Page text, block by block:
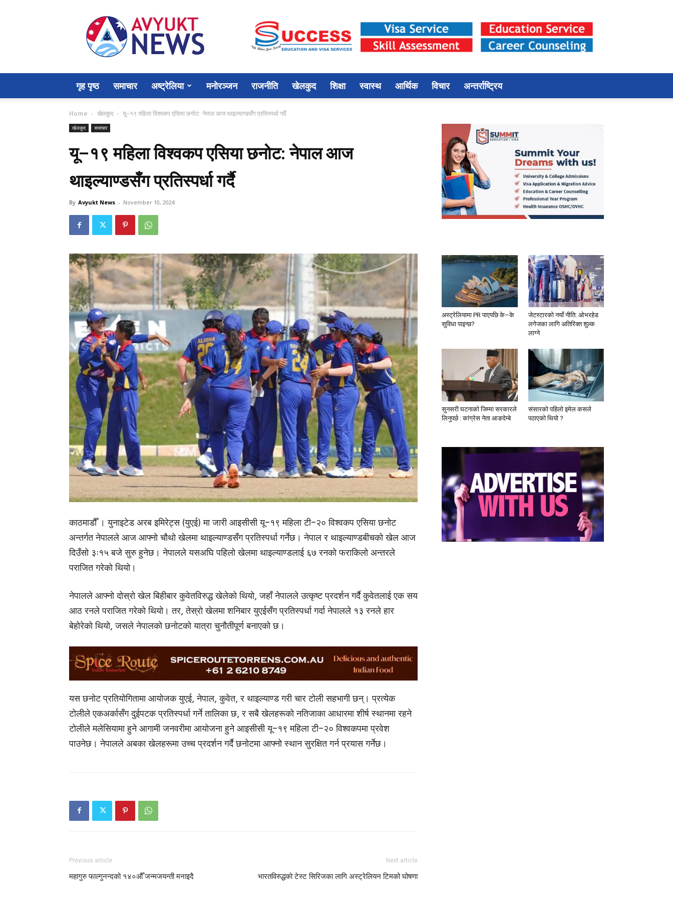
Avyukt
News
गृह पृष्ठ समाचार अष्ट्रेलिया मनोरञ्जन राजनीति खेलकुद शिक्षा स्वास्थ आर्थिक विचार अन्तर्राष्ट्रिय
Home खेलकुद यू–१९ महिला विश्वकप एसिया छनोट: नेपाल आज थाइल्याण्डसँग प्रतिस्पर्धा गर्दै
खेलकुद समाचार
यू–१९ महिला विश्वकप एसिया छनोट: नेपाल आज
थाइल्याण्डसँग प्रतिस्पर्धा गर्दै
By Avyukt News - November 10, 2024
काठमाडौँ । युनाइटेड अरब इमिरेट्स (युएई) मा जारी आइसीसी यू–१९ महिला टी–२० विश्वकप एसिया छनोट
अन्तर्गत नेपालले आज आफ्नो चौथो खेलमा थाइल्याण्डसँग प्रतिस्पर्धा गर्नेछ। नेपाल र थाइल्याण्डबीचको खेल आज
दिउँसो ३ः१५ बजे सुरु हुनेछ। नेपालले यसअघि पहिलो खेलमा थाइल्याण्डलाई ६७ रनको फराकिलो अन्तरले
पराजित गरेको थियो।
नेपालले आफ्नो दोस्रो खेल बिहीबार कुवेतविरुद्ध खेलेको थियो, जहाँ नेपालले उत्कृष्ट प्रदर्शन गर्दै कुवेतलाई एक सय
आठ रनले पराजित गरेको थियो। तर, तेस्रो खेलमा शनिबार युएईसँग प्रतिस्पर्धा गर्दा नेपालले १३ रनले हार
बेहोरेको थियो, जसले नेपालको छनोटको यात्रा चुनौतीपूर्ण बनाएको छ।
यस छनोट प्रतियोगितामा आयोजक युएई, नेपाल, कुवेत, र थाइल्याण्ड गरी चार टोली सहभागी छन्। प्रत्येक
टोलीले एकअर्कासँग दुईपटक प्रतिस्पर्धा गर्ने तालिका छ, र सबै खेलहरूको नतिजाका आधारमा शीर्ष स्थानमा रहने
टोलीले मलेसियामा हुने आगामी जनवरीमा आयोजना हुने आइसीसी यू–१९ महिला टी–२० विश्वकपमा प्रवेश
पाउनेछ। नेपालले अबका खेलहरूमा उच्च प्रदर्शन गर्दै छनोटमा आफ्नो स्थान सुरक्षित गर्न प्रयास गर्नेछ।
Previous article
महागुरु फाल्गुनन्दको १४०औँ जन्मजयन्ती मनाइदै
Next article
भारतविरुद्धको टेस्ट सिरिजका लागि अस्ट्रेलियन टिमको घोषणा
अस्ट्रेलियामा PR पाएपछि के–के
सुविधा पाइन्छ?
जेटस्टारको नयाँ नीति: ओभरहेड
लगेजका लागि अतिरिक्त शुल्क
लाग्ने
सुनसरी घटनाको जिम्मा सरकारले
लिनुपर्छ : कांग्रेस नेता आङदेम्बे
संसारको पहिलो इमेल कसले
पठाएको थियो ?